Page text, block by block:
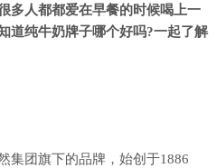
多人都都爱在早餐的时候喝上一
道纯牛奶牌子哪个好吗?一起了解
集团旗下的品牌，始创于1886